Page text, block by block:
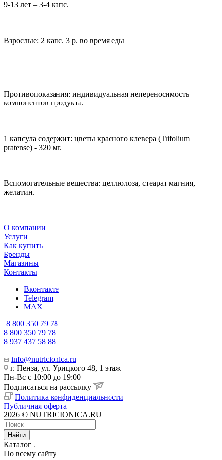
9-13 лет – 3-4 капс.
Взрослые: 2 капс. 3 р. во время еды
Противопоказания: индивидуальная непереносимость
компонентов продукта.
1 капсула содержит: цветы красного клевера (Trifolium
рratense) - 320 мг.
Вспомогательные вещества: целлюлоза, стеарат магния,
желатин.
О компании
Услуги
Как купить
Бренды
Магазины
Контакты
Вконтакте
Telegram
MAX
8 800 350 79 78
8 800 350 79 78
8 937 437 58 88
info@nutricionica.ru
г. Пенза, ул. Урицкого 48, 1 этаж
Пн-Вс с 10:00 до 19:00
Подписаться на рассылку
Политика конфиденциальности
Публичная оферта
2026 © NUTRICIONICA.RU
Найти
Каталог
По всему сайту